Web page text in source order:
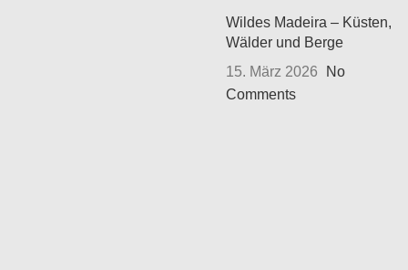
Wildes Madeira – Küsten,
Wälder und Berge
15. März 2026
No
Comments